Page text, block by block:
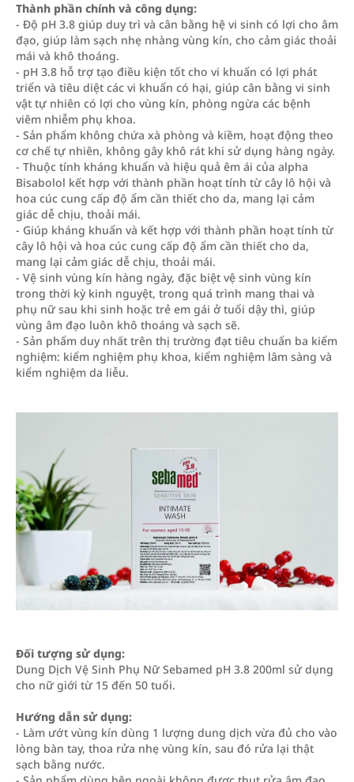
Thành phần chính và công dụng:
- Độ pH 3.8 giúp duy trì và cân bằng hệ vi sinh có lợi cho âm
đạo, giúp làm sạch nhẹ nhàng vùng kín, cho cảm giác thoải
mái và khô thoáng.
- pH 3.8 hỗ trợ tạo điều kiện tốt cho vi khuẩn có lợi phát
triển và tiêu diệt các vi khuẩn có hại, giúp cân bằng vi sinh
vật tự nhiên có lợi cho vùng kín, phòng ngừa các bệnh
viêm nhiễm phụ khoa.
- Sản phẩm không chứa xà phòng và kiềm, hoạt động theo
cơ chế tự nhiên, không gây khô rát khi sử dụng hàng ngày.
- Thuộc tính kháng khuẩn và hiệu quả êm ái của alpha
Bisabolol kết hợp với thành phần hoạt tính từ cây lô hội và
hoa cúc cung cấp độ ẩm cần thiết cho da, mang lại cảm
giác dễ chịu, thoải mái.
- Giúp kháng khuẩn và kết hợp với thành phần hoạt tính từ
cây lô hội và hoa cúc cung cấp độ ẩm cần thiết cho da,
mang lại cảm giác dễ chịu, thoải mái.
- Vệ sinh vùng kín hàng ngày, đặc biệt vệ sinh vùng kín
trong thời kỳ kinh nguyệt, trong quá trình mang thai và
phụ nữ sau khi sinh hoặc trẻ em gái ở tuổi dậy thì, giúp
vùng âm đạo luôn khô thoáng và sạch sẽ.
- Sản phẩm duy nhất trên thị trường đạt tiêu chuẩn ba kiểm
nghiệm: kiểm nghiệm phụ khoa, kiểm nghiệm lâm sàng và
kiểm nghiệm da liễu.
Đối tượng sử dụng:
Dung Dịch Vệ Sinh Phụ Nữ Sebamed pH 3.8 200ml sử dụng
cho nữ giới từ 15 đến 50 tuổi.
Hướng dẫn sử dụng:
- Làm ướt vùng kín dùng 1 lượng dung dịch vừa đủ cho vào
lòng bàn tay, thoa rửa nhẹ vùng kín, sau đó rửa lại thật
sạch bằng nước.